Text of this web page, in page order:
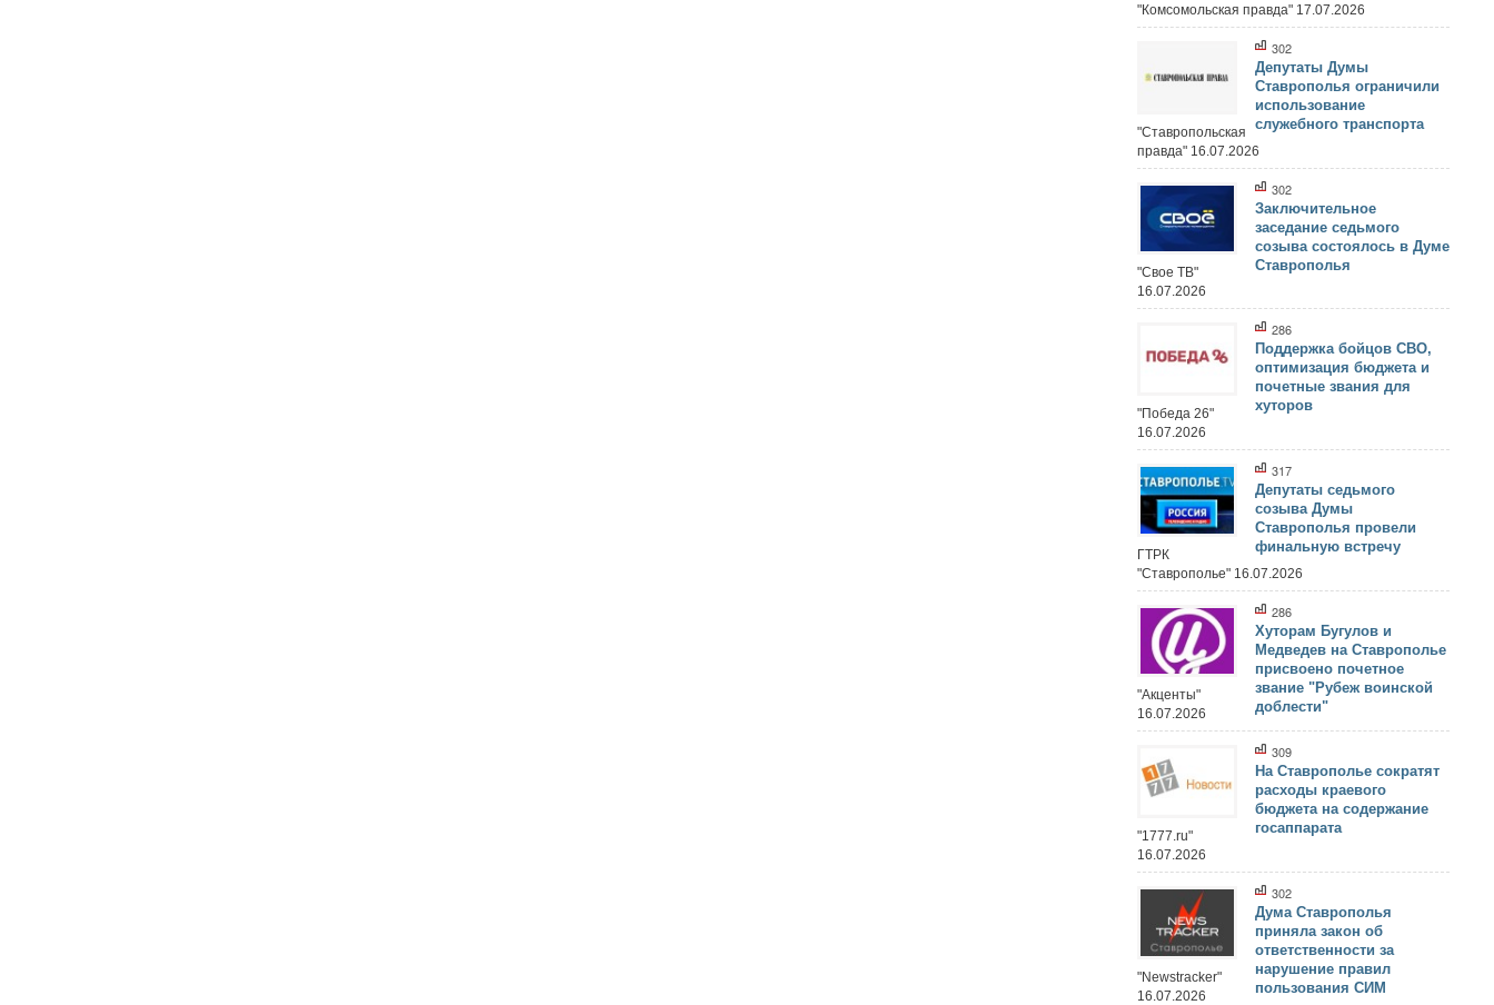
"Комсомольская правда" 17.07.2026
302
Депутаты Думы
Ставрополья ограничили
использование
служебного транспорта
"Ставропольская
правда" 16.07.2026
302
Заключительное
заседание седьмого
созыва состоялось в Думе
Ставрополья
"Свое ТВ"
16.07.2026
286
Поддержка бойцов СВО,
оптимизация бюджета и
почетные звания для
хуторов
"Победа 26"
16.07.2026
317
Депутаты седьмого
созыва Думы
Ставрополья провели
финальную встречу
ГТРК
"Ставрополье" 16.07.2026
286
Хуторам Бугулов и
Медведев на Ставрополье
присвоено почетное
звание "Рубеж воинской
доблести"
"Акценты"
16.07.2026
309
На Ставрополье сократят
расходы краевого
бюджета на содержание
госаппарата
"1777.ru"
16.07.2026
302
Дума Ставрополья
приняла закон об
ответственности за
нарушение правил
пользования СИМ
"Newstracker"
16.07.2026